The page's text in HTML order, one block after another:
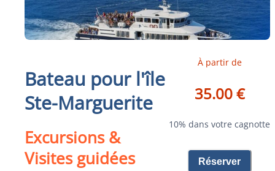
Bateau pour l'île
Ste-Marguerite
Excursions &
Visites guidées
À partir de
35.00 €
10% dans votre cagnotte
Réserver